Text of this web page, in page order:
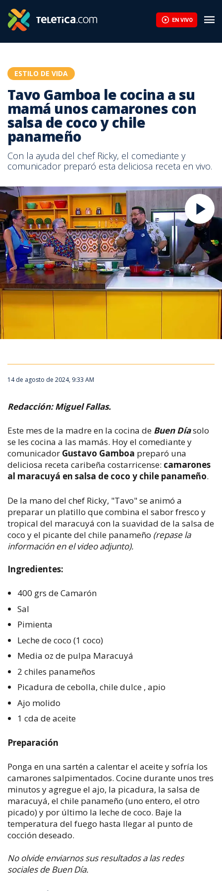
EN VIVO
ESTILO DE VIDA
Tavo Gamboa le cocina a su
mamá unos camarones con
salsa de coco y chile
panameño
Con la ayuda del chef Ricky, el comediante y
comunicador preparó esta deliciosa receta en vivo.
14 de agosto de 2024, 9:33 AM
Redacción: Miguel Fallas.
Este mes de la madre en la cocina de Buen Díasolo
se les cocina a las mamás. Hoy el comediante y
comunicador Gustavo Gamboa preparó una
deliciosa receta caribeña costarricense: camarones
al maracuyá en salsa de coco y chile panameño.
De la mano del chef Ricky, "Tavo" se animó a
preparar un platillo que combina el sabor fresco y
tropical del maracuyá con la suavidad de la salsa de
coco y el picante del chile panameño (repase la
información en el video adjunto).
Ingredientes:
​400 grs de Camarón
Sal
Pimienta
Leche de coco (1 coco)
Media oz de pulpa Maracuyá
2 chiles panameños
Picadura de cebolla, chile dulce , apio
Ajo molido
1 cda de aceite
Preparación
Ponga en una sartén a calentar el aceite y sofría los
camarones salpimentados. Cocine durante unos tres
minutos y agregue el ajo, la picadura, la salsa de
maracuyá, el chile panameño (uno entero, el otro
picado) y por último la leche de coco. Baje la
temperatura del fuego hasta llegar al punto de
cocción deseado.
No olvide enviarnos sus resultados a las redes
sociales de Buen Día.